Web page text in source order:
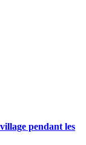
pendant les